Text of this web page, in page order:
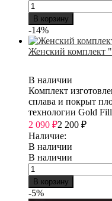
В корзину
-14%
Женский комплект
В наличии
Комплект
сплава и покрыт
технологии Gold
2 090 ₽2 200 ₽
Наличие:
В наличии
В наличии
В корзину
-5%